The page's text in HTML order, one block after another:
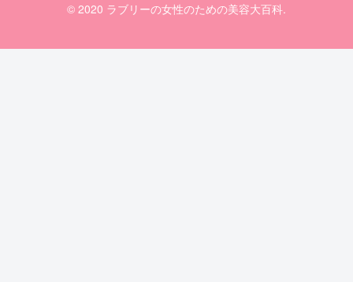
© 2020 ラブリーの女性のための美容大百科.